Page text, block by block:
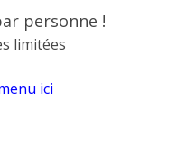
personne !
limitées
ici